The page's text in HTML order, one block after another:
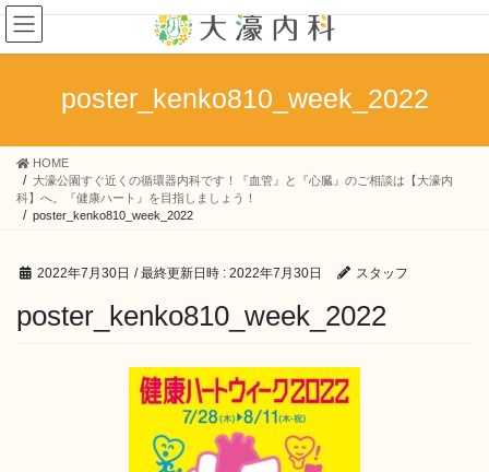
コ
ン
テ
ス
ナ
ビ
ゲ
ン
poster_kenko810_week_2022
HOME
大濠公園すぐ近くの循環器内科です！『血管』と『心臓』のご相談は【大濠内
科】へ。『健康ハート』を目指しましょう！
poster_kenko810_week_2022
2022年7月30日 / 最終更新日時 : 2022年7月30日 スタッフ
poster_kenko810_week_2022